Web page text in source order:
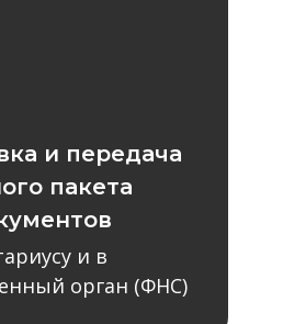
и передача
пакета
и в
орган (ФНС)